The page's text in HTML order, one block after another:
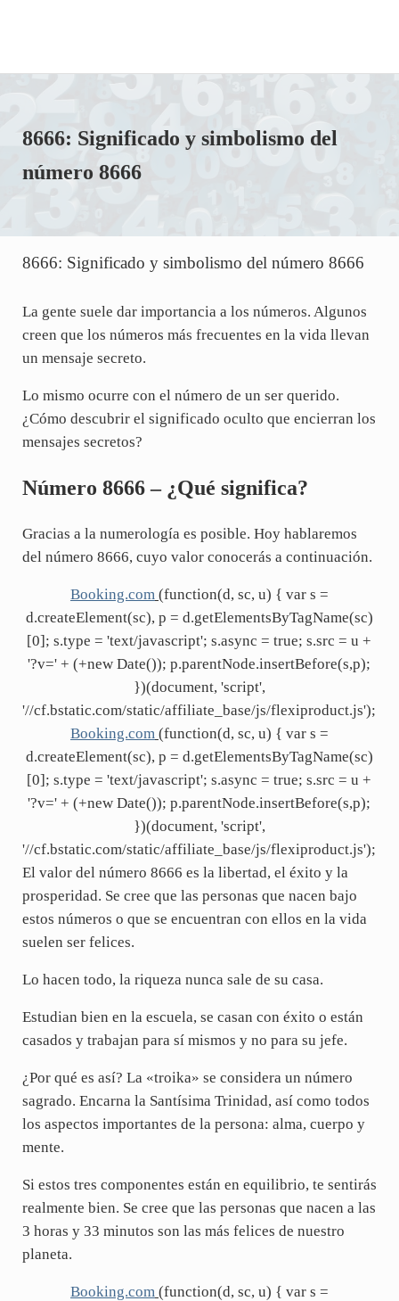
8666: Significado y simbolismo del
número 8666
8666: Significado y simbolismo del número 8666
La gente suele dar importancia a los números. Algunos
creen que los números más frecuentes en la vida llevan
un mensaje secreto.
Lo mismo ocurre con el número de un ser querido.
¿Cómo descubrir el significado oculto que encierran los
mensajes secretos?
Número 8666 – ¿Qué significa?
Gracias a la numerología es posible. Hoy hablaremos
del número 8666, cuyo valor conocerás a continuación.
Booking.com (function(d, sc, u) { var s =
d.createElement(sc), p = d.getElementsByTagName(sc)
[0]; s.type = 'text/javascript'; s.async = true; s.src = u +
'?v=' + (+new Date()); p.parentNode.insertBefore(s,p);
})(document, 'script',
'//cf.bstatic.com/static/affiliate_base/js/flexiproduct.js');
Booking.com (function(d, sc, u) { var s =
d.createElement(sc), p = d.getElementsByTagName(sc)
[0]; s.type = 'text/javascript'; s.async = true; s.src = u +
'?v=' + (+new Date()); p.parentNode.insertBefore(s,p);
})(document, 'script',
'//cf.bstatic.com/static/affiliate_base/js/flexiproduct.js');
El valor del número 8666 es la libertad, el éxito y la
prosperidad. Se cree que las personas que nacen bajo
estos números o que se encuentran con ellos en la vida
suelen ser felices.
Lo hacen todo, la riqueza nunca sale de su casa.
Estudian bien en la escuela, se casan con éxito o están
casados y trabajan para sí mismos y no para su jefe.
¿Por qué es así? La «troika» se considera un número
sagrado. Encarna la Santísima Trinidad, así como todos
los aspectos importantes de la persona: alma, cuerpo y
mente.
Si estos tres componentes están en equilibrio, te sentirás
realmente bien. Se cree que las personas que nacen a las
3 horas y 33 minutos son las más felices de nuestro
planeta.
Booking.com (function(d, sc, u) { var s =